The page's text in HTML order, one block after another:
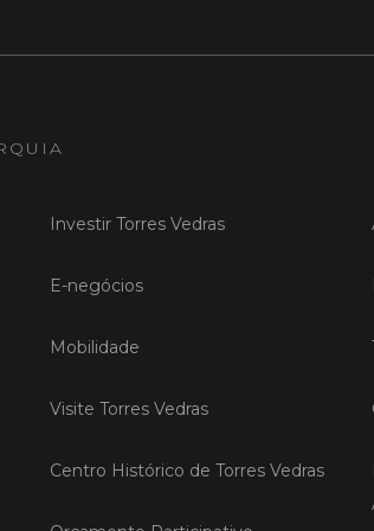
Investir Torres Vedras
E-negócios
Mobilidade
Visite Torres Vedras
Centro Histórico de Torres Vedras